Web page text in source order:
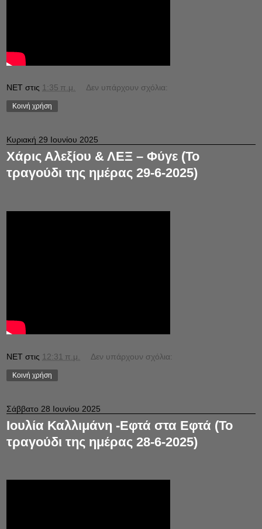
NET στις 1:35 π.μ. Δεν υπάρχουν σχόλια:
Κοινή χρήση
Κυριακή 29 Ιουνίου 2025
Χάρις Αλεξίου & ΛΕΞ – Φύγε (Το
τραγούδι της ημέρας 29-6-2025)
NET στις 12:31 π.μ. Δεν υπάρχουν σχόλια:
Κοινή χρήση
Σάββατο 28 Ιουνίου 2025
Ιουλία Καλλιμάνη -Εφτά στα Εφτά (Το
τραγούδι της ημέρας 28-6-2025)